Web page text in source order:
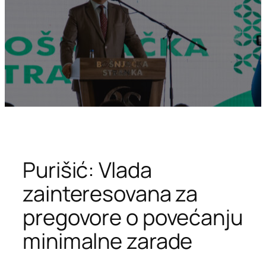
Purišić: Vlada
zainteresovana za
pregovore o povećanju
minimalne zarade